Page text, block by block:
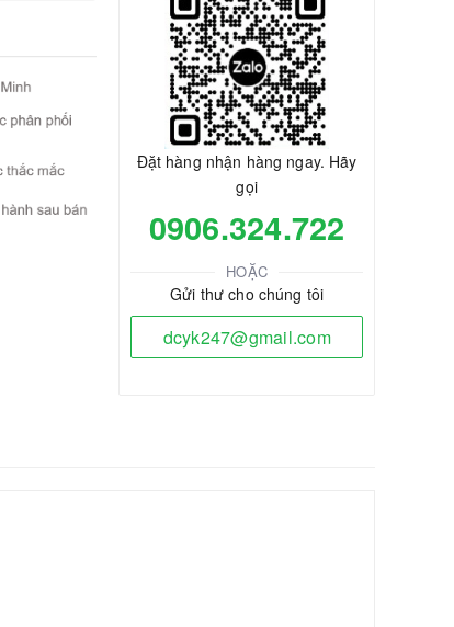
Đặt hàng nhận hàng ngay. Hãy
gọi
0906.324.722
HOẶC
Gửi thư cho chúng tôi
dcyk247@gmail.com